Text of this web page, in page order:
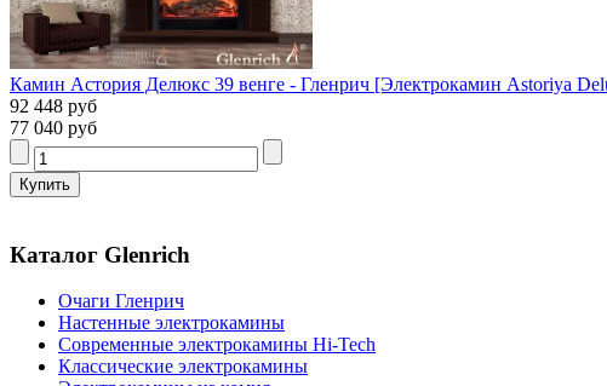
Камин Астория Делюкс 39 венге - Гленрич [Электрокамин Astoriya
92 448 руб
77 040 руб
Каталог Glenrich
Очаги Гленрич
Настенные электрокамины
Современные электрокамины Hi-Tech
Классические электрокамины